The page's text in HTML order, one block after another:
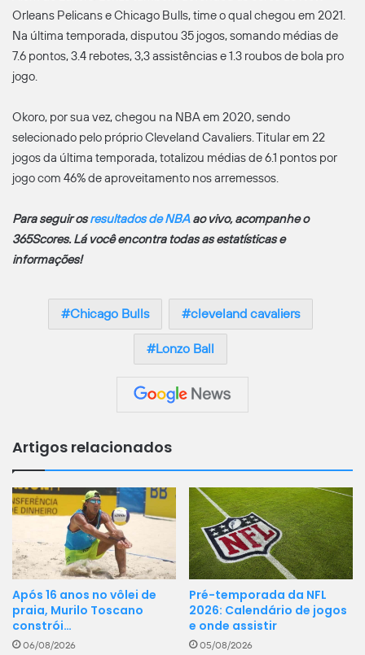
Orleans Pelicans e Chicago Bulls, time o qual chegou em 2021.
Na última temporada, disputou 35 jogos, somando médias de
7.6 pontos, 3.4 rebotes, 3,3 assistências e 1.3 roubos de bola pro
jogo.
Okoro, por sua vez, chegou na NBA em 2020, sendo
selecionado pelo próprio Cleveland Cavaliers. Titular em 22
jogos da última temporada, totalizou médias de 6.1 pontos por
jogo com 46% de aproveitamento nos arremessos.
Para seguir osresultados de NBAao vivo, acompanhe o
365Scores. Lá você encontra todas as estatísticas e
informações!
Chicago Bulls cleveland cavaliers
Lonzo Ball
Artigos relacionados
Após 16 anos no vôlei de
praia, Murilo Toscano
constrói…
06/08/2026
Pré-temporada da NFL
2026: Calendário de jogos
e onde assistir
05/08/2026